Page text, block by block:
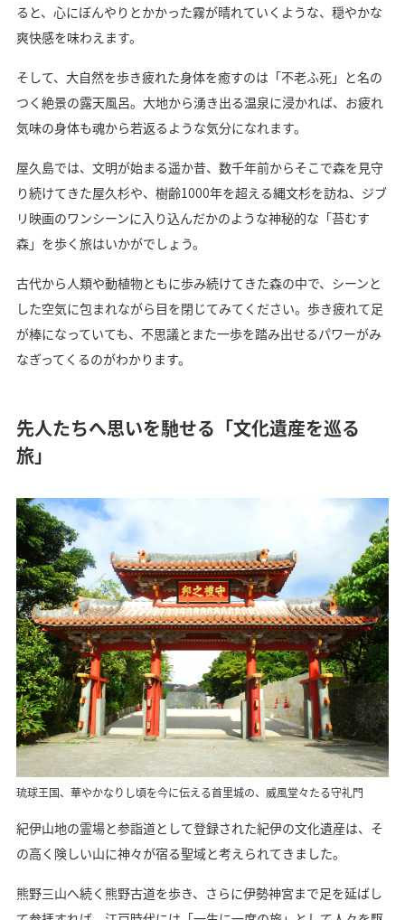
ると、心にぼんやりとかかった霧が晴れていくような、穏やかな
爽快感を味わえます。
そして、大自然を歩き疲れた身体を癒すのは「不老ふ死」と名の
つく絶景の露天風呂。大地から湧き出る温泉に浸かれば、お疲れ
気味の身体も魂から若返るような気分になれます。
屋久島では、文明が始まる遥か昔、数千年前からそこで森を見守
り続けてきた屋久杉や、樹齢1000年を超える縄文杉を訪ね、ジブ
リ映画のワンシーンに入り込んだかのような神秘的な「苔むす
森」を歩く旅はいかがでしょう。
古代から人類や動植物ともに歩み続けてきた森の中で、シーンと
した空気に包まれながら目を閉じてみてください。歩き疲れて足
が棒になっていても、不思議とまた一歩を踏み出せるパワーがみ
なぎってくるのがわかります。
先人たちへ思いを馳せる「文化遺産を巡る
旅」
琉球王国、華やかなりし頃を今に伝える首里城の、威風堂々たる守礼門
紀伊山地の霊場と参詣道として登録された紀伊の文化遺産は、そ
の高く険しい山に神々が宿る聖域と考えられてきました。
熊野三山へ続く熊野古道を歩き、さらに伊勢神宮まで足を延ばし